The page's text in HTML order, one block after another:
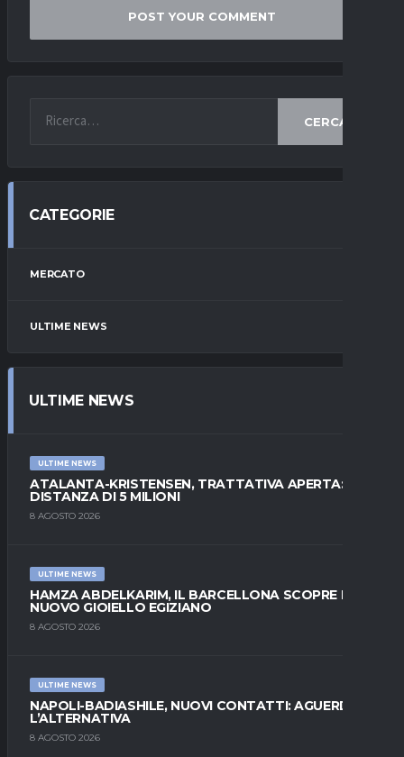
CERCA
CATEGORIE
MERCATO
ULTIME NEWS
ULTIME NEWS
ULTIME NEWS
ATALANTA-KRISTENSEN, TRATTATIVA APERTA:
DISTANZA DI 5 MILIONI
8 AGOSTO 2026
ULTIME NEWS
HAMZA ABDELKARIM, IL BARCELLONA SCOPRE IL
NUOVO GIOIELLO EGIZIANO
8 AGOSTO 2026
ULTIME NEWS
NAPOLI-BADIASHILE, NUOVI CONTATTI: AGUERD È
L’ALTERNATIVA
8 AGOSTO 2026